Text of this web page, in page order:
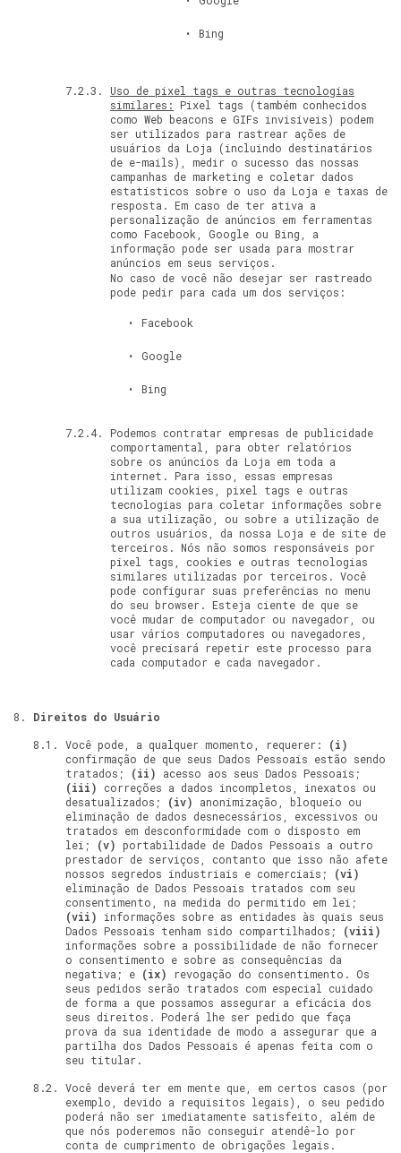
Bing
Uso de pixel tags e outras tecnologias
similares:
Pixel tags (também conhecidos
como Web beacons e GIFs invisíveis) podem
ser utilizados para rastrear ações de
usuários da Loja (incluindo destinatários
de e-mails), medir o sucesso das nossas
campanhas de marketing e coletar dados
estatísticos sobre o uso da Loja e taxas de
resposta. Em caso de ter ativa a
personalização de anúncios em ferramentas
como Facebook, Google ou Bing, a
informação pode ser usada para mostrar
anúncios em seus serviços.
No caso de você não desejar ser rastreado
pode pedir para cada um dos serviços:
Facebook
Google
Bing
Podemos contratar empresas de publicidade
comportamental, para obter relatórios
sobre os anúncios da Loja em toda a
internet. Para isso, essas empresas
utilizam cookies, pixel tags e outras
tecnologias para coletar informações sobre
a sua utilização, ou sobre a utilização de
outros usuários, da nossa Loja e de site de
terceiros. Nós não somos responsáveis por
pixel tags, cookies e outras tecnologias
similares utilizadas por terceiros. Você
pode configurar suas preferências no menu
do seu browser. Esteja ciente de que se
você mudar de computador ou navegador, ou
usar vários computadores ou navegadores,
você precisará repetir este processo para
cada computador e cada navegador.
Direitos do Usuário
Você pode, a qualquer momento, requerer:
(i)
confirmação de que seus Dados Pessoais estão sendo
tratados;
(ii)
acesso aos seus Dados Pessoais;
(iii)
correções a dados incompletos, inexatos ou
desatualizados;
(iv)
anonimização, bloqueio ou
eliminação de dados desnecessários, excessivos ou
tratados em desconformidade com o disposto em
lei;
(v)
portabilidade de Dados Pessoais a outro
prestador de serviços, contanto que isso não afete
nossos segredos industriais e comerciais;
(vi)
eliminação de Dados Pessoais tratados com seu
consentimento, na medida do permitido em lei;
(vii)
informações sobre as entidades às quais seus
Dados Pessoais tenham sido compartilhados;
(viii)
informações sobre a possibilidade de não fornecer
o consentimento e sobre as consequências da
negativa; e (ix)
revogação do consentimento. Os
seus pedidos serão tratados com especial cuidado
de forma a que possamos assegurar a eficácia dos
seus direitos. Poderá lhe ser pedido que faça
prova da sua identidade de modo a assegurar que a
partilha dos Dados Pessoais é apenas feita com o
seu titular.
Você deverá ter em mente que, em certos casos (por
exemplo, devido a requisitos legais), o seu pedido
poderá não ser imediatamente satisfeito, além de
que nós poderemos não conseguir atendê-lo por
conta de cumprimento de obrigações legais.